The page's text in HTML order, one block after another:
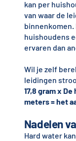
kan per
van waar de
huishoudens
ervaren dan
Wil je zelf
leidingen
17,8 gram x
meters = het
Nadelen
Hard water